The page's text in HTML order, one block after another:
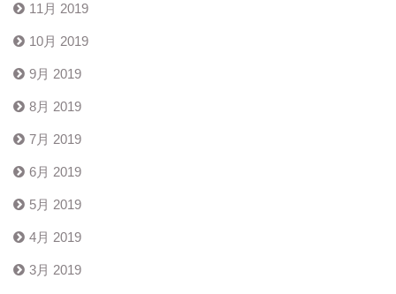
11月 2019
10月 2019
9月 2019
8月 2019
7月 2019
6月 2019
5月 2019
4月 2019
3月 2019